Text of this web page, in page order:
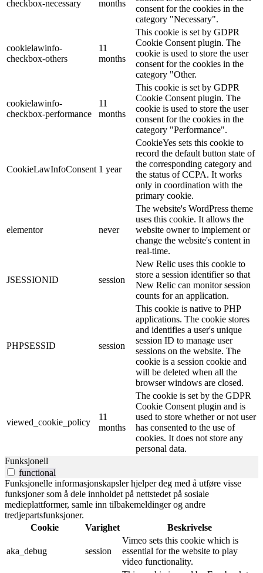
checkbox-necessary
months
consent for the cookies in the
category "Necessary".
cookielawinfo-
checkbox-others
11
months
This cookie is set by GDPR
Cookie Consent plugin. The
cookie is used to store the user
consent for the cookies in the
category "Other.
cookielawinfo-
checkbox-performance
11
months
This cookie is set by GDPR
Cookie Consent plugin. The
cookie is used to store the user
consent for the cookies in the
category "Performance".
CookieLawInfoConsent 1 year
CookieYes sets this cookie to
record the default button state of
the corresponding category and
the status of CCPA. It works
only in coordination with the
primary cookie.
elementor never
The website's WordPress theme
uses this cookie. It allows the
website owner to implement or
change the website's content in
real-time.
JSESSIONID session
New Relic uses this cookie to
store a session identifier so that
New Relic can monitor session
counts for an application.
PHPSESSID session
This cookie is native to PHP
applications. The cookie stores
and identifies a user's unique
session ID to manage user
sessions on the website. The
cookie is a session cookie and
will be deleted when all the
browser windows are closed.
viewed_cookie_policy
11
months
The cookie is set by the GDPR
Cookie Consent plugin and is
used to store whether or not user
has consented to the use of
cookies. It does not store any
personal data.
Funksjonell
functional
Funksjonelle informasjonskapsler hjelper deg med å utføre visse
funksjoner som å dele innholdet på nettstedet på sosiale
medieplattformer, samle inn tilbakemeldinger og andre
tredjepartsfunksjoner.
Cookie
Varighet Beskrivelse
aka_debug session
Vimeo sets this cookie which is
essential for the website to play
video functionality.